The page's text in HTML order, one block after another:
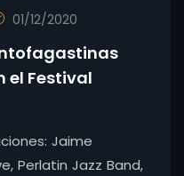
01/12/2020
el Festival
Jaime
Perlatin Jazz Band,